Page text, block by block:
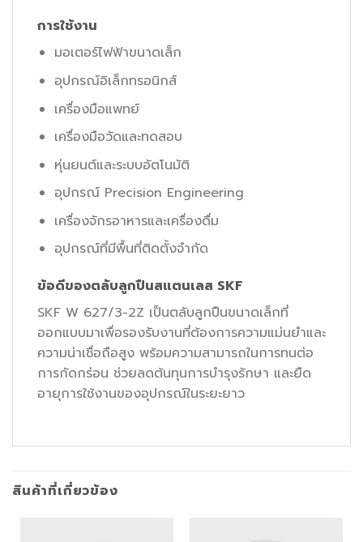
การใช้งาน
มอเตอร์ไฟฟ้าขนาดเล็ก
อุปกรณ์อิเล็กทรอนิกส์
เครื่องมือแพทย์
เครื่องมือวัดและทดสอบ
หุ่นยนต์และระบบอัตโนมัติ
อุปกรณ์ Precision Engineering
เครื่องจักรอาหารและเครื่องดื่ม
อุปกรณ์ที่มีพื้นที่ติดตั้งจำกัด
ข้อดีของตลับลูกปืนสแตนเลส SKF
SKF W 627/3-2Z เป็นตลับลูกปืนขนาดเล็กที่
ออกแบบมาเพื่อรองรับงานที่ต้องการความแม่นยำและ
ความน่าเชื่อถือสูง พร้อมความสามารถในการทนต่อ
การกัดกร่อน ช่วยลดต้นทุนการบำรุงรักษา และยืด
อายุการใช้งานของอุปกรณ์ในระยะยาว
สินค้าที่เกี่ยวข้อง